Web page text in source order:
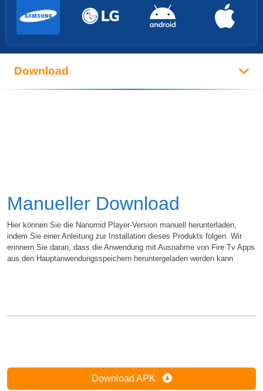
Download
Manueller Download
Hier können Sie die Nanomid Player-Version manuell herunterladen,
indem Sie einer Anleitung zur Installation dieses Produkts folgen. Wir
erinnern Sie daran, dass die Anwendung mit Ausnahme von Fire Tv Apps
aus den Hauptanwendungsspeichern heruntergeladen werden kann
Download APK